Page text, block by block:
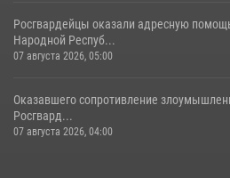
Росгвардейцы оказали адресную
Народной Респуб...
07 августа 2026, 05:00
Оказавшего сопротивление
Росгвард...
07 августа 2026, 04:00